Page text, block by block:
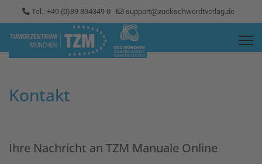
Tel.: +49 (0)89 894349 0 support@zuckschwerdtverlag.de
Kontakt
Ihre Nachricht an TZM Manuale Online